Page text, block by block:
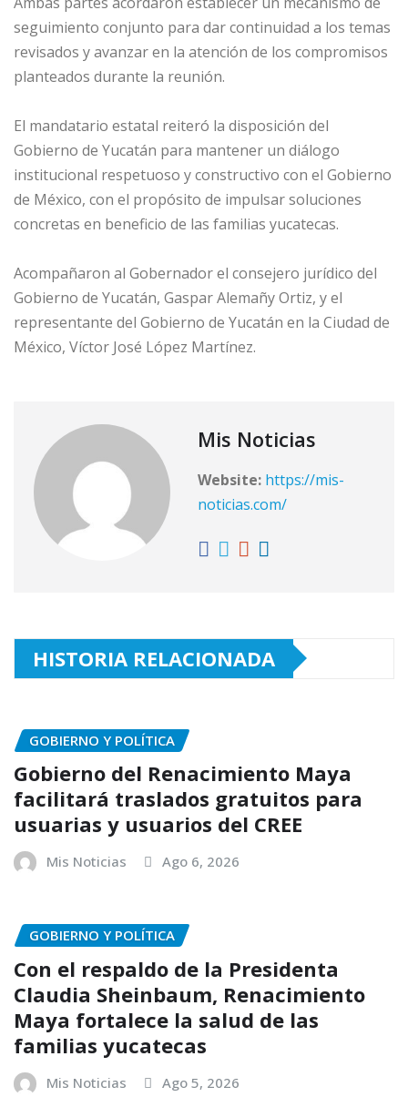
seguimiento conjunto para dar continuidad a los temas
revisados y avanzar en la atención de los compromisos
planteados durante la reunión.
El mandatario estatal reiteró la disposición del
Gobierno de Yucatán para mantener un diálogo
institucional respetuoso y constructivo con el Gobierno
de México, con el propósito de impulsar soluciones
concretas en beneficio de las familias yucatecas.
Acompañaron al Gobernador el consejero jurídico del
Gobierno de Yucatán, Gaspar Alemañy Ortiz, y el
representante del Gobierno de Yucatán en la Ciudad de
México, Víctor José López Martínez.
Mis Noticias
Website: https://mis-
noticias.com/
HISTORIA RELACIONADA
GOBIERNO Y POLÍTICA
Gobierno del Renacimiento Maya
facilitará traslados gratuitos para
usuarias y usuarios del CREE
Mis Noticias Ago 6, 2026
GOBIERNO Y POLÍTICA
Con el respaldo de la Presidenta
Claudia Sheinbaum, Renacimiento
Maya fortalece la salud de las
familias yucatecas
Mis Noticias Ago 5, 2026